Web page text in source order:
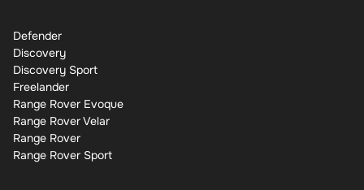
Defender
Discovery
Discovery Sport
Freelander
Range Rover Evoque
Range Rover Velar
Range Rover
Range Rover Sport